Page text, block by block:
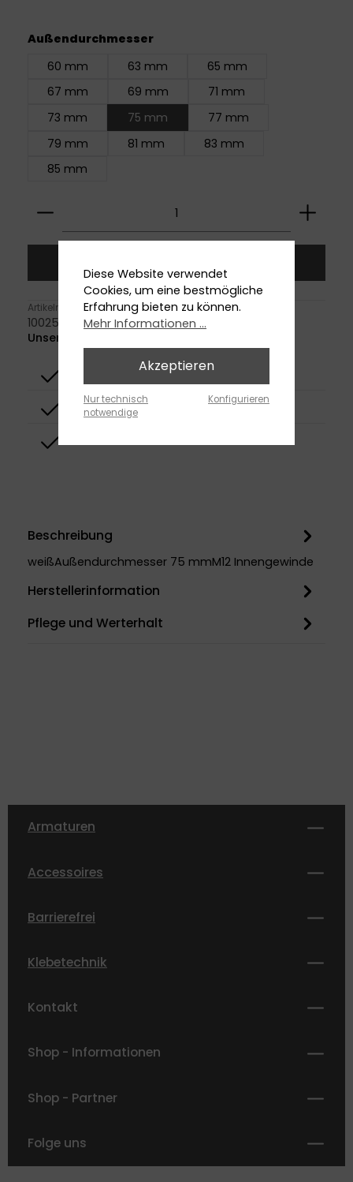
Außendurchmesserauswählen
60 mm
63 mm
65 mm
67 mm
69 mm
71 mm
73 mm
75 mm
77 mm
79 mm
81 mm
83 mm
85 mm
Produkt Anzahl: Gib den gewünschten
Artikelnummer:
1002575030
Unser Versprechen
Top-Qualität
Beschreibung
weißAußendurchmesser 75 mmM12 Innengewinde
Herstellerinformation
Pflege und Werterhalt
Armaturen
Accessoires
Barrierefrei
Klebetechnik
Kontakt
Shop - Informationen
Shop - Partner
Folge uns
Diese Website verwendet
Cookies, um eine bestmögliche
Erfahrung bieten zu können.
Mehr Informationen ...
Akzeptieren
Nur technisch
notwendige
Konfigurieren